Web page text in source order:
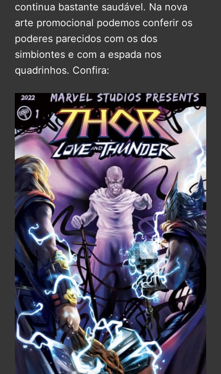
continua bastante saudável. Na nova
arte promocional podemos conferir os
poderes parecidos com os dos
simbiontes e com a espada nos
quadrinhos. Confira: